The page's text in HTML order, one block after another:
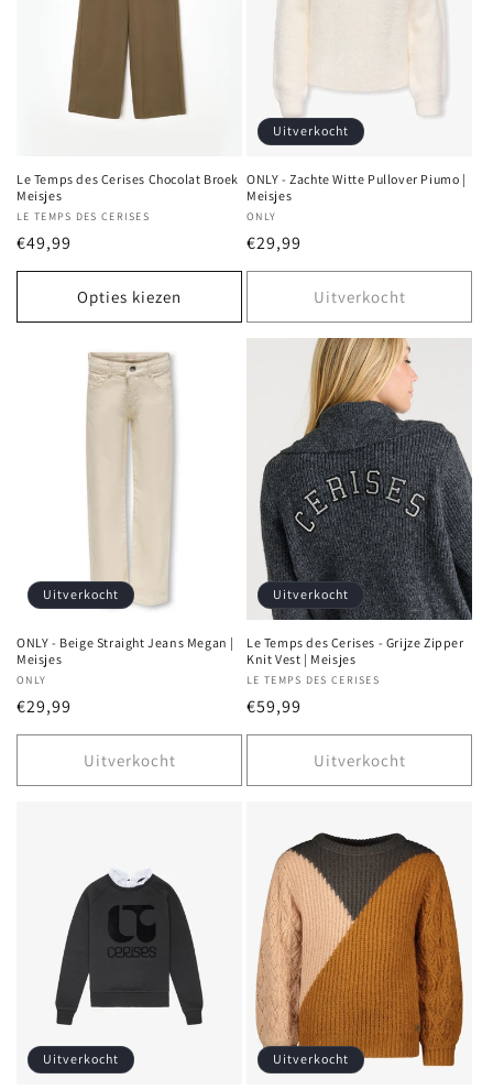
Le Temps des Cerises Chocolat Broek
Meisjes
Verkoper:
LE TEMPS DES CERISES
Normale
prijs
€49,99
Opties kiezen
Uitverkocht
ONLY - Zachte Witte Pullover Piumo |
Meisjes
Verkoper:
ONLY
Normale
prijs
€29,99
Uitverkocht
Uitverkocht
ONLY - Beige Straight Jeans Megan |
Meisjes
Verkoper:
ONLY
Normale
prijs
€29,99
Uitverkocht
Uitverkocht
Le Temps des Cerises - Grijze Zipper
Knit Vest | Meisjes
Verkoper:
LE TEMPS DES CERISES
Normale
prijs
€59,99
Uitverkocht
Uitverkocht Uitverkocht